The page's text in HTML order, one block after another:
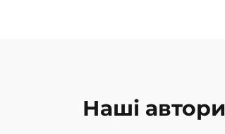
Наші автори